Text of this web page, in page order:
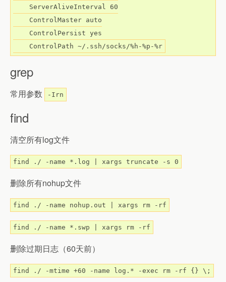
    ServerAliveInterval 60
    ControlMaster auto
    ControlPersist yes
    ControlPath ~/.ssh/socks/%h-%p-%r
grep
常用参数 -Irn
find
清空所有log文件
find ./ -name *.log | xargs truncate -s 0
删除所有nohup文件
find ./ -name nohup.out | xargs rm -rf
find ./ -name *.swp | xargs rm -rf
删除过期日志（60天前）
find ./ -mtime +60 -name log.* -exec rm -rf {} \;